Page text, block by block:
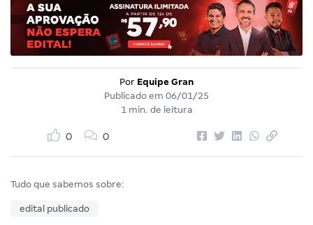
Por Equipe Gran
Publicado em 06/01/25
1 min. de leitura
0 0
Tudo que sabemos sobre:
edital publicado